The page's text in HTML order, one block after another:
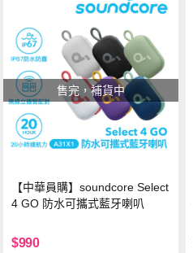
售完，補貨中
【中華員購】soundcore Select
4 GO 防水可攜式藍牙喇叭
$990